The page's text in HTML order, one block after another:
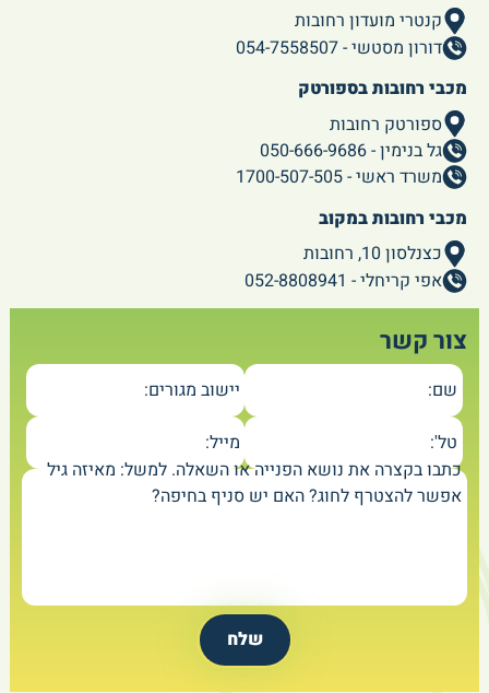
קנטרי מועדון רחובות
דורון מסטשי - 054-7558507
מכבי רחובות בספורטק
ספורטק רחובות
גל בנימין - 050-666-9686
משרד ראשי - 1700-507-505
מכבי רחובות במקוב
כצנלסון 10, רחובות
אפי קריחלי - 052-8808941
צור קשר
שם:
יישוב מגורים:
טל':
מייל:
כתבו בקצרה את נושא הפנייה או השאלה. למשל: מאיזה גיל
אפשר להצטרף לחוג? האם יש סניף בחיפה?